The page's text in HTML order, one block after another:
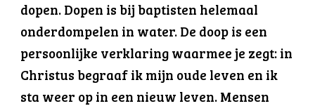
dopen. Dopen is bij baptisten helemaal
onderdompelen in water. De doop is een
persoonlijke verklaring waarmee je zegt: in
Christus begraaf ik mijn oude leven en ik
sta weer op in een nieuw leven. Mensen